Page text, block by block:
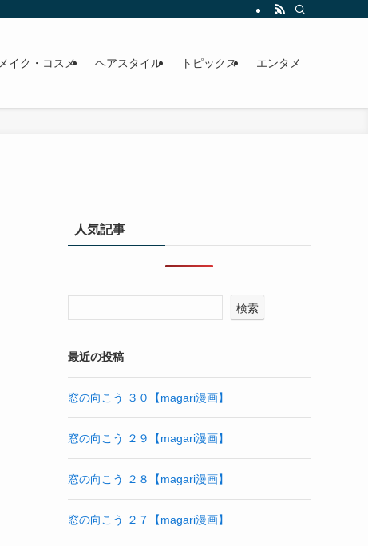
メイク・コスメ ヘアスタイル トピックス エンタメ
人気記事
検索
最近の投稿
窓の向こう ３０【magari漫画】
窓の向こう ２９【magari漫画】
窓の向こう ２８【magari漫画】
窓の向こう ２７【magari漫画】